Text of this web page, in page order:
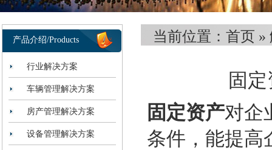
产品介绍/Products
行业解决方案
车辆管理解决方案
房产管理解决方案
设备管理解决方案
当前位置： 首页 »
固
固定资产对企
条件，能提高